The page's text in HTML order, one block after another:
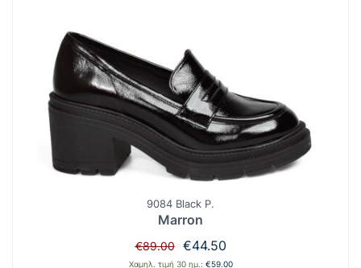
9084 Black P.
Marron
€89.00
Original
price
€44.50Η
τρέχουσα
Χαμηλ. τιμή 30 ημ.: €59.00